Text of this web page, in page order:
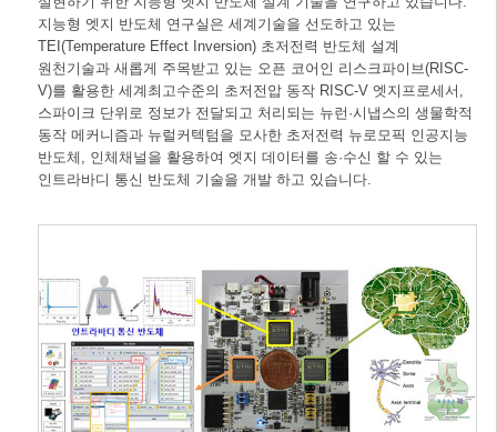
지능형 엣지 반도체 연구실은 세계기술을 선도하고 있는
TEI(Temperature Effect Inversion) 초저전력 반도체 설계
원천기술과 새롭게 주목받고 있는 오픈 코어인 리스크파이브(RISC-
V)를 활용한 세계최고수준의 초저전압 동작 RISC-V 엣지프로세서,
스파이크 단위로 정보가 전달되고 처리되는 뉴런·시냅스의 생물학적
동작 메커니즘과 뉴럴커텍텀을 모사한 초저전력 뉴로모픽 인공지능
반도체, 인체채널을 활용하여 엣지 데이터를 송·수신 할 수 있는
인트라바디 통신 반도체 기술을 개발 하고 있습니다.